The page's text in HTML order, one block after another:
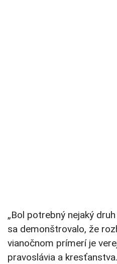
„Bol potrebný nejaký
sa demonštrovalo, že
vianočnom prímerí je
pravoslávia a